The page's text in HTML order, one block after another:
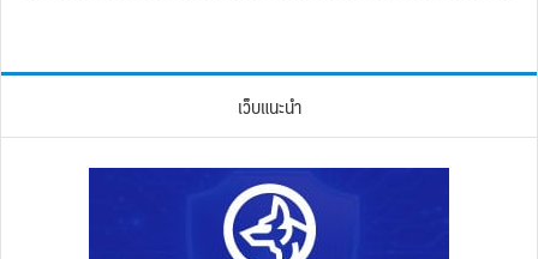
เว็บแนะนำ